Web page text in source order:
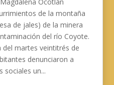
de la montaña
de jales) de la minera
del río Coyote.
del martes veintitrés de
denunciaron a
sociales un...